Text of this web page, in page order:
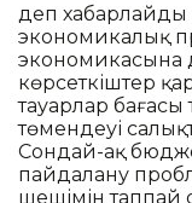
деп хабарлайды
экономикалық
экономикасына
көрсеткіштер
тауарлар бағасы
төмендеуі
Сондай-ақ
пайдалану
шешімін таппай